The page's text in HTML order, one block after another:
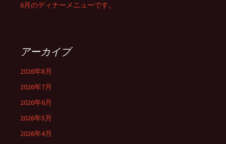
6月のディナーメニューです。
アーカイブ
2026年8月
2026年7月
2026年6月
2026年5月
2026年4月